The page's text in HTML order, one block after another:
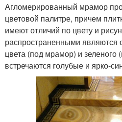
Агломерированный мрамор
цветовой палитре, причем
имеют отличий по цвету и
распространенными являются
цвета (под мрамор) и зеленого
встречаются голубые и ярко-